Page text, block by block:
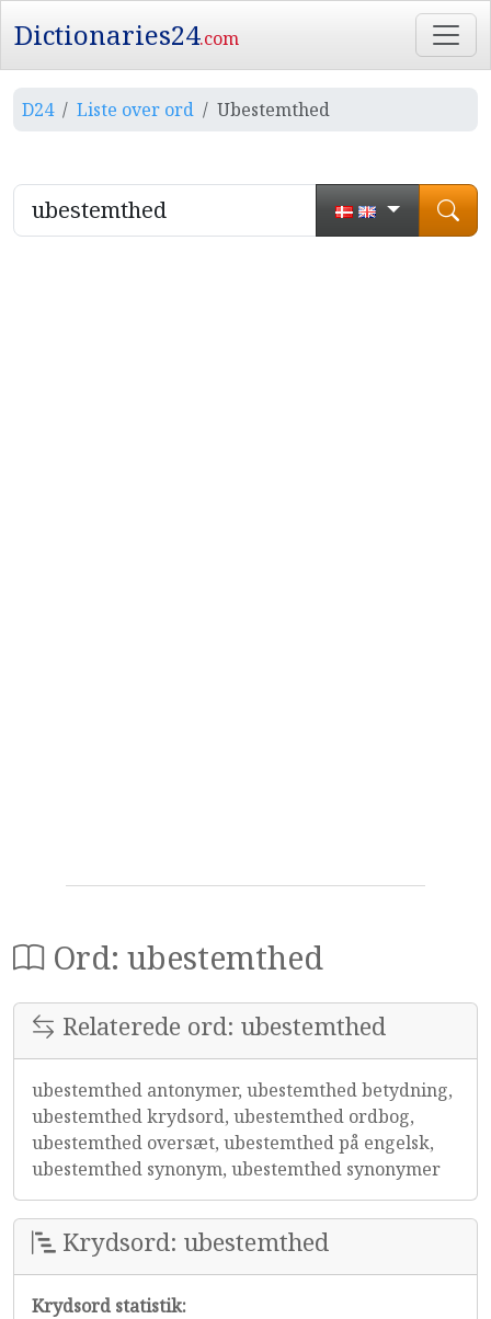
Dictionaries24.com
D24 Liste over ord Ubestemthed
Ord: ubestemthed
Relaterede ord: ubestemthed
ubestemthed antonymer, ubestemthed betydning,
ubestemthed krydsord, ubestemthed ordbog,
ubestemthed oversæt, ubestemthed på engelsk,
ubestemthed synonym, ubestemthed synonymer
Krydsord: ubestemthed
Krydsord statistik: